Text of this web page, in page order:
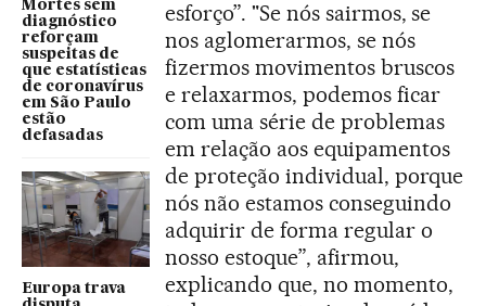
Mortes sem
diagnóstico
reforçam
suspeitas de
que estatísticas
de coronavírus
em São Paulo
estão
defasadas
Europa trava
esforço”. "Se nós sairmos, se
nos aglomerarmos, se nós
fizermos movimentos bruscos
e relaxarmos, podemos ficar
com uma série de problemas
em relação aos equipamentos
de proteção individual, porque
nós não estamos conseguindo
adquirir de forma regular o
nosso estoque”, afirmou,
explicando que, no momento,